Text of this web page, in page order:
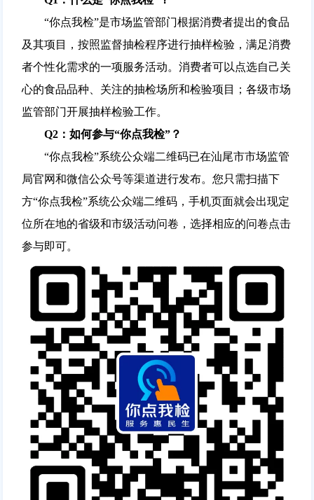
“你点我检”是市场监管部门根据消费者提出的食品
及其项目，按照监督抽检程序进行抽样检验，满足消费
者个性化需求的一项服务活动。消费者可以点选自己关
心的食品品种、关注的抽检场所和检验项目；各级市场
监管部门开展抽样检验工作。
Q2：如何参与“你点我检”？
“你点我检”系统公众端二维码已在汕尾市市场监管
局官网和微信公众号等渠道进行发布。您只需扫描下
方“你点我检”系统公众端二维码，手机页面就会出现定
位所在地的省级和市级活动问卷，选择相应的问卷点击
参与即可。